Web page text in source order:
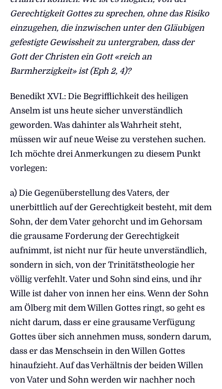
Gerechtigkeit Gottes zu sprechen, ohne das Risiko
einzugehen, die inzwischen unter den Gläubigen
gefestigte Gewissheit zu untergraben, dass der
Gott der Christen ein Gott «reich an
Barmherzigkeit» ist (Eph 2, 4)?
Benedikt XVI.: Die Begrifflichkeit des heiligen
Anselm ist uns heute sicher unverständlich
geworden. Was dahinter als Wahrheit steht,
müssen wir auf neue Weise zu verstehen suchen.
Ich möchte drei Anmerkungen zu diesem Punkt
vorlegen:
a) Die Gegenüberstellung des Vaters, der
unerbittlich auf der Gerechtigkeit besteht, mit dem
Sohn, der dem Vater gehorcht und im Gehorsam
die grausame Forderung der Gerechtigkeit
aufnimmt, ist nicht nur für heute unverständlich,
sondern in sich, von der Trinitätstheologie her
völlig verfehlt. Vater und Sohn sind eins, und ihr
Wille ist daher von innen her eins. Wenn der Sohn
am Ölberg mit dem Willen Gottes ringt, so geht es
nicht darum, dass er eine grausame Verfügung
Gottes über sich annehmen muss, sondern darum,
dass er das Menschsein in den Willen Gottes
hinaufzieht. Auf das Verhältnis der beiden Willen
von Vater und Sohn werden wir nachher noch